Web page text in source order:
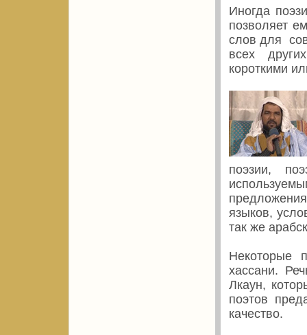
Иногда
позволяет
слов для
всех
короткими
поэзии,
языков,
так же
Некоторые
хассани.
Лкаун,
поэтов
качество.